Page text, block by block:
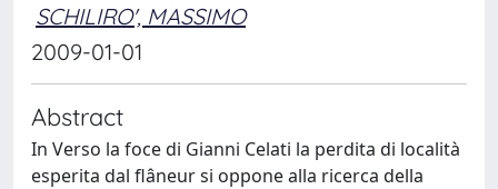
SCHILIRO', MASSIMO
2009-01-01
Abstract
In Verso la foce di Gianni Celati la perdita di località
esperita dal flâneur si oppone alla ricerca della